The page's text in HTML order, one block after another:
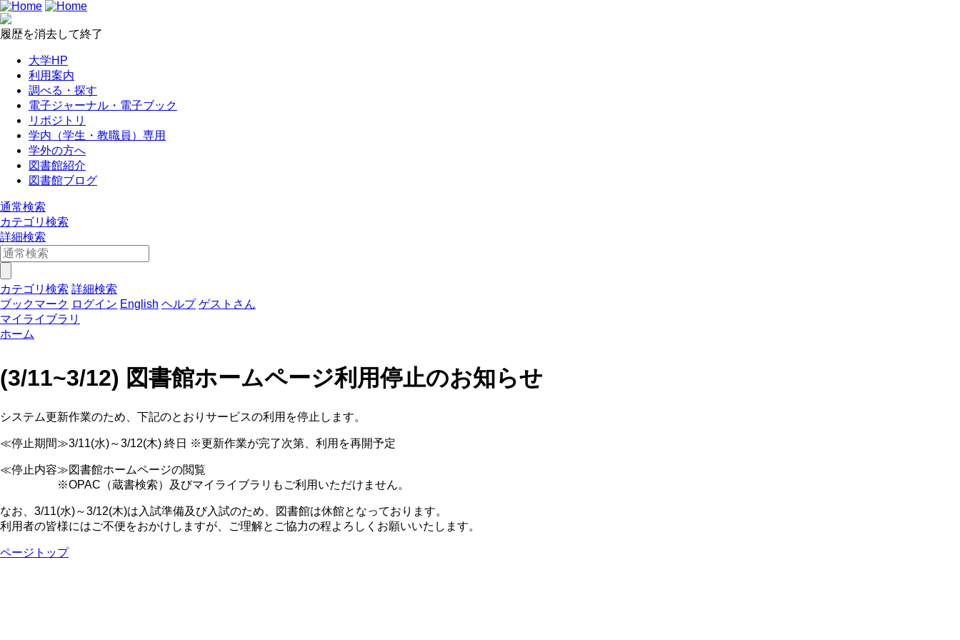
履歴を消去して終了
大学HP
利用案内
調べる・探す
電子ジャーナル・電子ブック
リポジトリ
学内（学生・教職員）専用
学外の方へ
図書館紹介
図書館ブログ
通常検索
カテゴリ検索
詳細検索
カテゴリ検索 詳細検索
ブックマーク ログイン English ヘルプ ゲストさん
マイライブラリ
ホーム
(3/11~3/12) 図書館ホームページ利用停止のお知らせ
システム更新作業のため、下記のとおりサービスの利用を停止します。
≪停止期間≫3/11(水)～3/12(木) 終日 ※更新作業が完了次第、利用を再開予定
≪停止内容≫図書館ホームページの閲覧
※OPAC（蔵書検索）及びマイライブラリもご利用いただけません。
なお、3/11(水)～3/12(木)は入試準備及び入試のため、図書館は休館となっております。
利用者の皆様にはご不便をおかけしますが、ご理解とご協力の程よろしくお願いいたします。
ページトップ